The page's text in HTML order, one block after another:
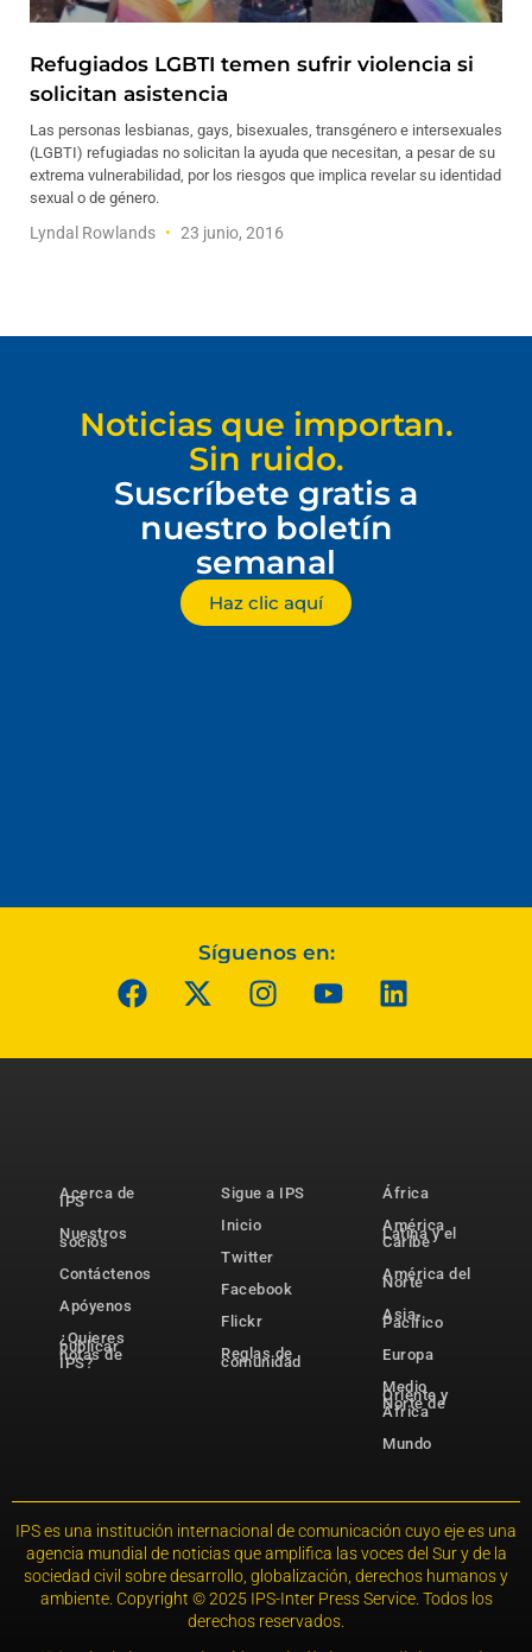
Refugiados LGBTI temen sufrir violencia si
solicitan asistencia
Las personas lesbianas, gays, bisexuales, transgénero e intersexuales
(LGBTI) refugiadas no solicitan la ayuda que necesitan, a pesar de su
extrema vulnerabilidad, por los riesgos que implica revelar su identidad
sexual o de género.
Lyndal Rowlands 23 junio, 2016
Noticias que importan.
Sin ruido.
Suscríbete gratis a
nuestro boletín
semanal
Haz clic aquí
Síguenos en:
Acerca de
IPS
Nuestros
socios
Contáctenos
Apóyenos
¿Quieres
publicar
notas de
IPS?
Sigue a IPS
Inicio
Twitter
Facebook
Flickr
Reglas de
comunidad
África
América
Latina y el
Caribe
América del
Norte
Asia-
Pacífico
Europa
Medio
Oriente y
Norte de
África
Mundo
IPS es una institución internacional de comunicación cuyo eje es una
agencia mundial de noticias que amplifica las voces del Sur y de la
sociedad civil sobre desarrollo, globalización, derechos humanos y
ambiente. Copyright © 2025 IPS-Inter Press Service. Todos los
derechos reservados.